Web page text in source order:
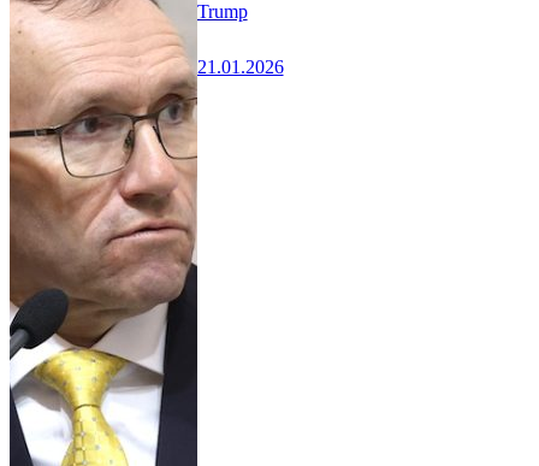
Trump
21.01.2026